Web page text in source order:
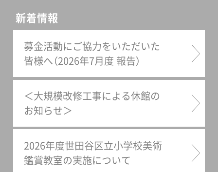
新着情報
募金活動にご協力をいただいた
皆様へ（2026年7月度 報告）
＜大規模改修工事による休館の
お知らせ＞
2026年度世田谷区立小学校美術
鑑賞教室の実施について